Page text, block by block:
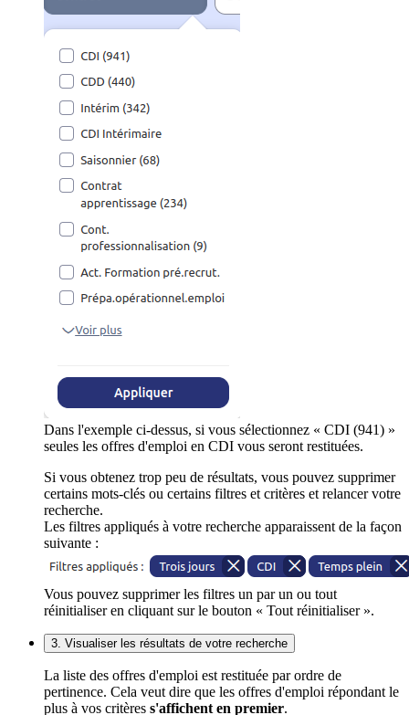
Dans l'exemple ci-dessus, si vous sélectionnez « CDI (941) »
seules les offres d'emploi en CDI vous seront restituées.
Si vous obtenez trop peu de résultats, vous pouvez supprimer
certains mots-clés ou certains filtres et critères et relancer votre
recherche.
Les filtres appliqués à votre recherche apparaissent de la façon
suivante :
Vous pouvez supprimer les filtres un par un ou tout
réinitialiser en cliquant sur le bouton « Tout réinitialiser ».
3. Visualiser les résultats de votre recherche
La liste des offres d'emploi est restituée par ordre de
pertinence. Cela veut dire que les offres d'emploi répondant le
plus à vos critères s'affichent en premier.